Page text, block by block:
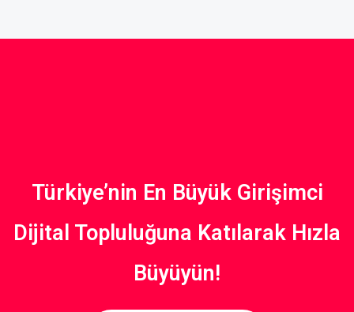
Türkiye’nin En Büyük Girişimci
Dijital Topluluğuna Katılarak Hızla
Büyüyün!